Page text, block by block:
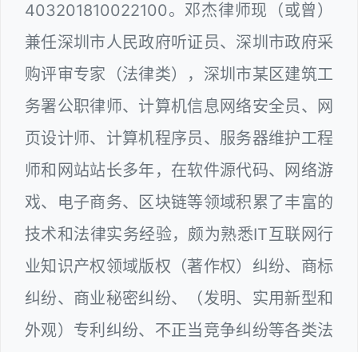
403201810022100。邓杰律师现（或曾）
兼任深圳市人民政府听证员、深圳市政府采
购评审专家（法律类），深圳市某区建筑工
务署公职律师、计算机信息网络安全员、网
页设计师、计算机程序员、服务器维护工程
师和网站站长多年，在软件源代码、网络游
戏、电子商务、区块链等领域积累了丰富的
技术和法律实务经验，颇为熟悉IT互联网行
业知识产权领域版权（著作权）纠纷、商标
纠纷、商业秘密纠纷、（发明、实用新型和
外观）专利纠纷、不正当竞争纠纷等各类法